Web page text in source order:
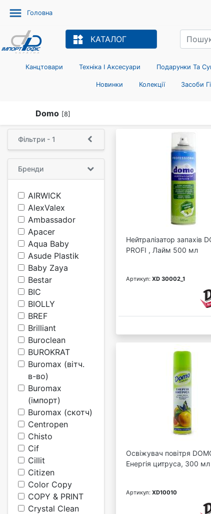
menu Головна
widgets КАТАЛОГ
Канцтовари Техніка І Аксесуари Подарунки Та
Новинки Колекції Засоби
Domo [8]
Фільтри - 1
Бренди
AIRWICK
AlexValex
Ambassador
Apacer
Aqua Baby
Asude Plastik
Baby Zaya
Bestar
BIC
BIOLLY
BREF
Brilliant
Buroclean
BUROKRAT
Buromax (вітч.
в-во)
Buromax
(імпорт)
Buromax (скотч)
Centropen
Chisto
Cif
Cillit
Citizen
Color Copy
COPY & PRINT
Crystal Clean
Нейтралізатор запахів
PROFI , Лайм 500 мл
Артикул: XD 30002_1
Освіжувач повітря
Енергія цитруса, 300 мл
Артикул: XD10010